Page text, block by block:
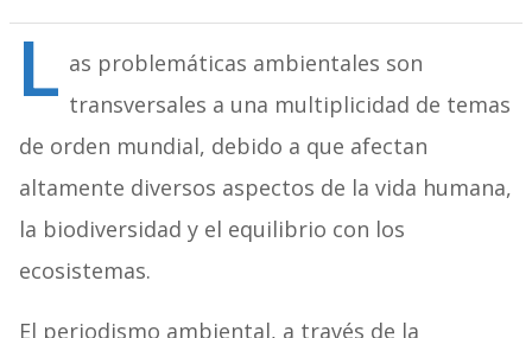
L as problemáticas ambientales son
transversales a una multiplicidad de temas
de orden mundial, debido a que afectan
altamente diversos aspectos de la vida humana,
la biodiversidad y el equilibrio con los
ecosistemas.
El periodismo ambiental, a través de la